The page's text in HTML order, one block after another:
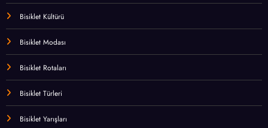
Bisiklet Kültürü
Bisiklet Modası
Bisiklet Rotaları
Bisiklet Türleri
Bisiklet Yarışları